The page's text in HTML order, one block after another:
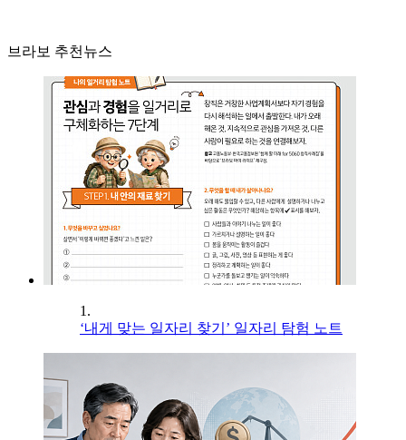
브라보 추천뉴스
1.
‘내게 맞는 일자리 찾기’ 일자리 탐험 노트